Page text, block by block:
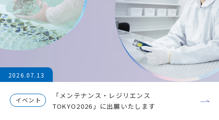
2026.07.13
イベント
「メンテナンス・レジリエンス
TOKYO2026」に出展いたします